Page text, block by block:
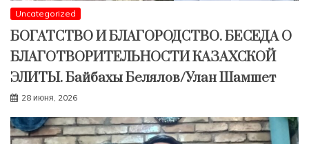
Uncategorized
БОГАТСТВО И БЛАГОРОДСТВО. БЕСЕДА О
БЛАГОТВОРИТЕЛЬНОСТИ КАЗАХСКОЙ
ЭЛИТЫ. Байбахы Белялов/Улан Шамшет
28 июня, 2026